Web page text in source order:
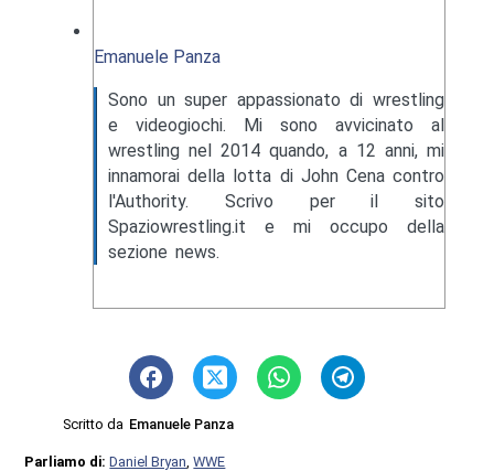
Emanuele Panza
Sono un super appassionato di wrestling
e videogiochi. Mi sono avvicinato al
wrestling nel 2014 quando, a 12 anni, mi
innamorai della lotta di John Cena contro
l'Authority. Scrivo per il sito
Spaziowrestling.it e mi occupo della
sezione news.
Scritto da Emanuele Panza
Parliamo di:Daniel Bryan,WWE